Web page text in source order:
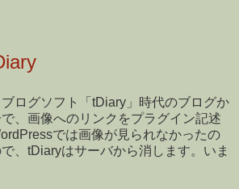
ログソフト「tDiary」時代のブログか
、画像へのリンクをプラグイン記述
では画像が見られなかったの
、tDiaryはサーバから消します。いま